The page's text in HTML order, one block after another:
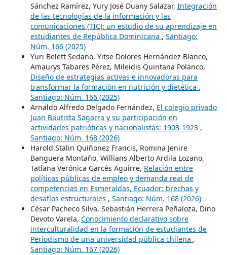
Sánchez Ramírez, Yury José Duany Salazar, Integración
de las tecnologías de la información y las
comunicaciones (TIC): un estudio de su aprendizaje en
estudiantes de República Dominicana , Santiago:
Núm. 166 (2025)
Yuri Belett Sedano, Yitse Dolores Hernández Blanco,
Amaurys Tabares Pérez, Mileidis Quintana Polanco,
Diseño de estrategias activas e innovadoras para
transformar la formación en nutrición y dietética ,
Santiago: Núm. 166 (2025)
Arnaldo Alfredo Delgado Fernández, El colegio privado
Juan Bautista Sagarra y su participación en
actividades patrióticas y nacionalistas: 1903-1923 ,
Santiago: Núm. 168 (2026)
Harold Stalin Quiñonez Francis, Romina Jenire
Banguera Montaño, Willians Alberto Ardila Lozano,
Tatiana Verónica Garcés Aguirre, Relación entre
políticas públicas de empleo y demanda real de
competencias en Esmeraldas, Ecuador: brechas y
desafíos estructurales , Santiago: Núm. 168 (2026)
César Pacheco Silva, Sebastián Herrera Peñaloza, Dino
Devoto Varela, Conocimiento declarativo sobre
interculturalidad en la formación de estudiantes de
Periodismo de una universidad pública chilena ,
Santiago: Núm. 167 (2026)